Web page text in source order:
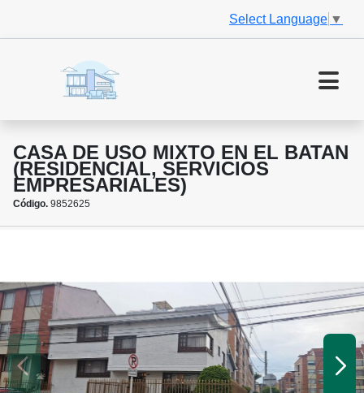
Select Language ▼
CASA DE USO MIXTO EN EL BATAN
(RESIDENCIAL, SERVICIOS
EMPRESARIALES)
Código. 9852625